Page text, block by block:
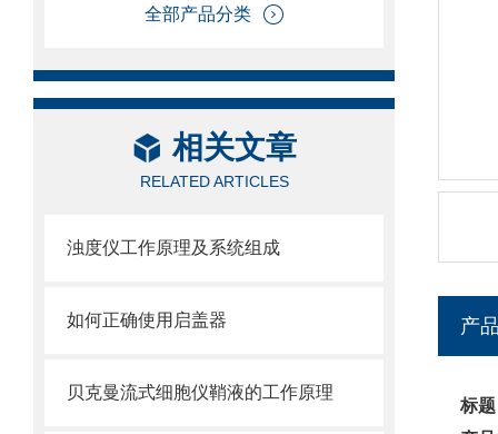
全部产品分类
相关文章
RELATED ARTICLES
浊度仪工作原理及系统组成
如何正确使用启盖器
贝克曼流式细胞仪鞘液的工作原理
产
标